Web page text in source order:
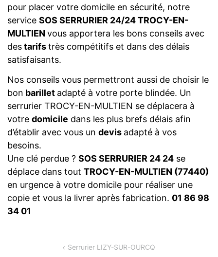
pour placer votre domicile en sécurité, notre
service SOS SERRURIER 24/24 TROCY-EN-
MULTIEN vous apportera les bons conseils avec
destarifstrès compétitifs et dans des délais
satisfaisants.
Nos conseils vous permettront aussi de choisir le
bon barillet adapté à votre porte blindée. Un
serrurier TROCY-EN-MULTIEN se déplacera à
votre domicile dans les plus brefs délais afin
d’établir avec vous un devis adapté à vos
besoins.
Une clé perdue ? SOS SERRURIER 24 24 se
déplace dans tout TROCY-EN-MULTIEN (77440)
en urgence à votre domicile pour réaliser une
copie et vous la livrer après fabrication. 01 86 98
34 01
NAVIGATION Serrurier LIZY-SUR-OURCQ